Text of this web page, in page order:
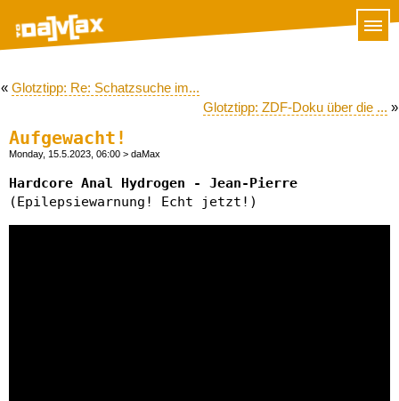
« Glotztipp: Re: Schatzsuche im...
Glotztipp: ZDF-Doku über die ... »
Aufgewacht!
Monday, 15.5.2023, 06:00 > daMax
Hardcore Anal Hydrogen - Jean-Pierre
(Epilepsiewarnung! Echt jetzt!)